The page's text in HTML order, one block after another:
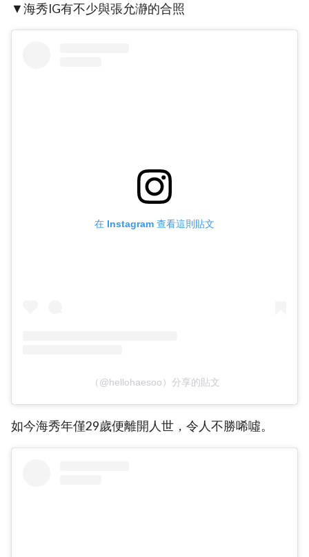
▼海秀IG有不少與張允瀞的合照
在 Instagram 查看這則貼文
（@hellohaesoo）分享的貼文
如今海秀年僅29歲便離開人世，令人不勝唏噓。